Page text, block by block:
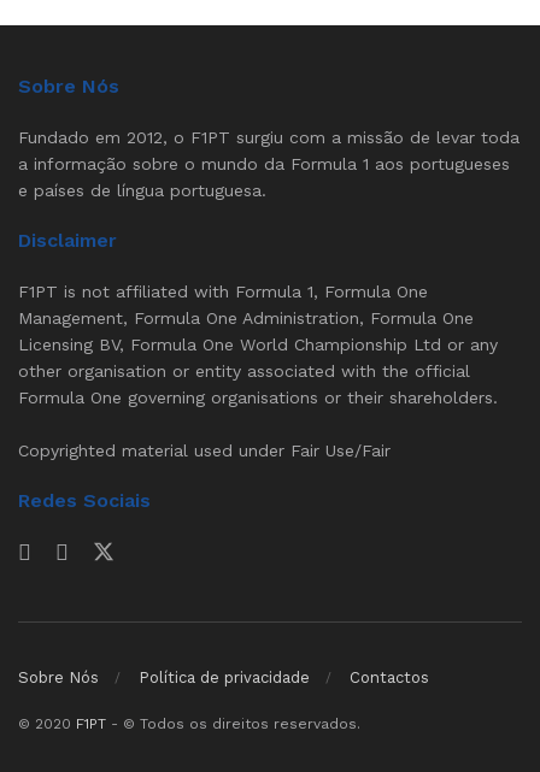
Sobre Nós
Fundado em 2012, o F1PT surgiu com a missão de levar toda
a informação sobre o mundo da Formula 1 aos portugueses
e países de língua portuguesa.
Disclaimer
F1PT is not affiliated with Formula 1, Formula One
Management, Formula One Administration, Formula One
Licensing BV, Formula One World Championship Ltd or any
other organisation or entity associated with the official
Formula One governing organisations or their shareholders.
Copyrighted material used under Fair Use/Fair
Redes Sociais
Sobre Nós Política de privacidade Contactos
© 2020 F1PT - © Todos os direitos reservados.